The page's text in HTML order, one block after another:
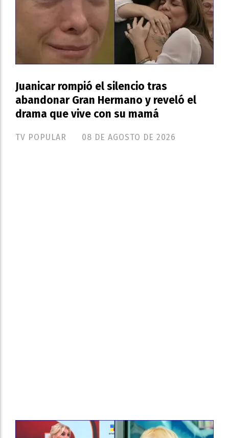
Juanicar rompió el silencio tras
abandonar Gran Hermano y reveló el
drama que vive con su mamá
TV POPULAR 08 DE AGOSTO DE 2026